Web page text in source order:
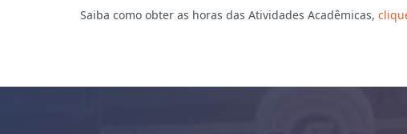
Saiba como obter as horas das Atividades Acadêmicas,